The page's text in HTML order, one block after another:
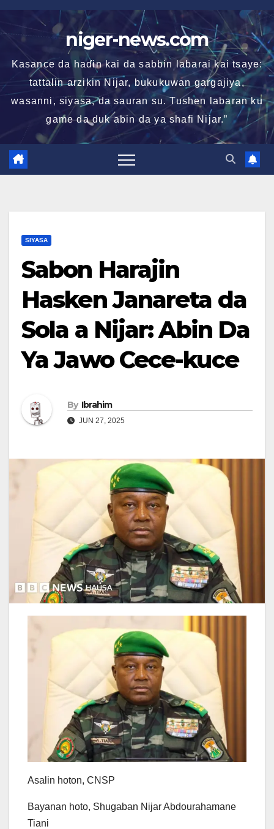
Skip
niger-news.com
Kasance da haɗin kai da sabbin labarai kai tsaye:
tattalin arzikin Nijar, bukukuwan gargajiya,
wasanni, siyasa, da sauran su. Tushen labaran ku
game da duk abin da ya shafi Nijar.”
SIYASA
Sabon Harajin
Hasken Janareta da
Sola a Nijar: Abin Da
Ya Jawo Cece-kuce
By Ibrahim
JUN 27, 2025
Asalin hoton, CNSP
Bayanan hoto, Shugaban Nijar Abdourahamane
Tiani